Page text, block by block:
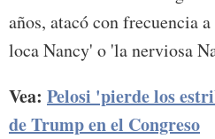
años, atacó con frecuencia
loca Nancy' o 'la nerviosa
Vea: Pelosi 'pierde los
de Trump en el Congreso